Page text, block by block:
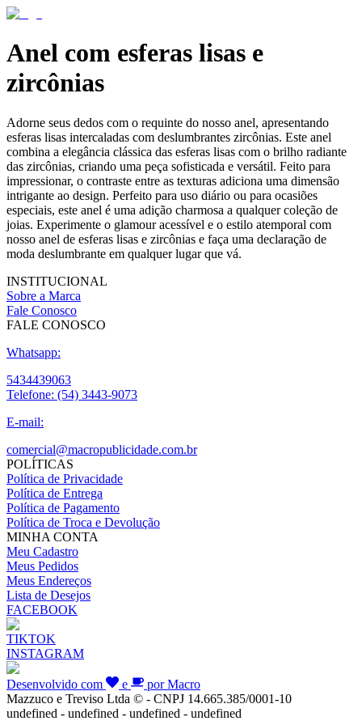
Anel com esferas lisas e
zircônias
Adorne seus dedos com o requinte do nosso anel, apresentando
esferas lisas intercaladas com deslumbrantes zircônias. Este anel
combina a elegância clássica das esferas lisas com o brilho radiante
das zircônias, criando uma peça sofisticada e versátil. Feito para
impressionar, o contraste entre as texturas adiciona uma dimensão
intrigante ao design. Perfeito para uso diário ou para ocasiões
especiais, este anel é uma adição charmosa a qualquer coleção de
joias. Experimente o glamour acessível e o estilo atemporal com
nosso anel de esferas lisas e zircônias e faça uma declaração de
moda deslumbrante em qualquer lugar que vá.
INSTITUCIONAL
Sobre a Marca
Fale Conosco
FALE CONOSCO
Whatsapp:
5434439063
Telefone: (54) 3443-9073
E-mail:
comercial@macropublicidade.com.br
POLÍTICAS
Política de Privacidade
Política de Entrega
Política de Pagamento
Política de Troca e Devolução
MINHA CONTA
Meu Cadastro
Meus Pedidos
Meus Endereços
Lista de Desejos
FACEBOOK
TIKTOK
INSTAGRAM
Desenvolvido com e
por Macro
Mazzuco e Treviso Ltda © - CNPJ 14.665.385/0001-10
undefined - undefined - undefined - undefined